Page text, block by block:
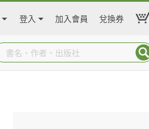
登入 加入會員 兌換券